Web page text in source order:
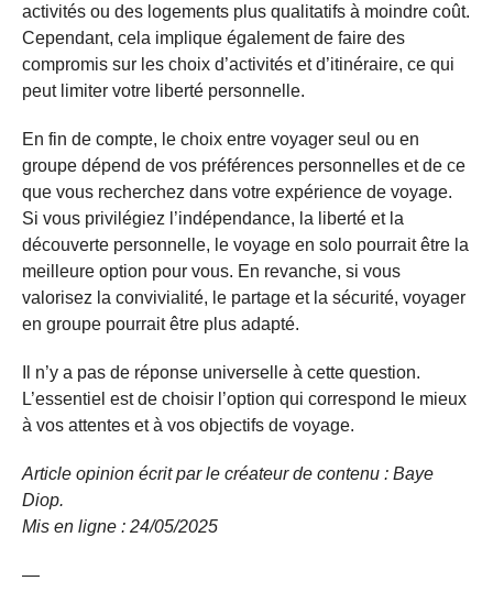
activités ou des logements plus qualitatifs à moindre coût.
Cependant, cela implique également de faire des
compromis sur les choix d’activités et d’itinéraire, ce qui
peut limiter votre liberté personnelle.
En fin de compte, le choix entre voyager seul ou en
groupe dépend de vos préférences personnelles et de ce
que vous recherchez dans votre expérience de voyage.
Si vous privilégiez l’indépendance, la liberté et la
découverte personnelle, le voyage en solo pourrait être la
meilleure option pour vous. En revanche, si vous
valorisez la convivialité, le partage et la sécurité, voyager
en groupe pourrait être plus adapté.
Il n’y a pas de réponse universelle à cette question.
L’essentiel est de choisir l’option qui correspond le mieux
à vos attentes et à vos objectifs de voyage.
Article opinion écrit par le créateur de contenu : Baye
Diop.
Mis en ligne : 24/05/2025
—